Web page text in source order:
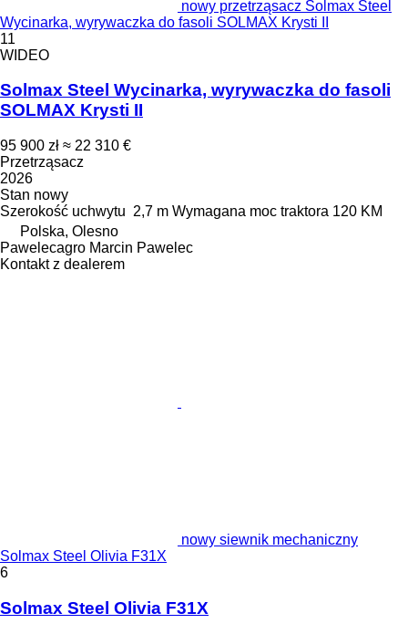
nowy przetrząsacz Solmax Steel
Wycinarka, wyrywaczka do fasoli SOLMAX Krysti II
11
WIDEO
Solmax Steel Wycinarka, wyrywaczka do fasoli
SOLMAX Krysti II
95 900 zł ≈ 22 310 €
Przetrząsacz
2026
Stan nowy
Szerokość uchwytu 2,7 m Wymagana moc traktora 120 KM
Polska, Olesno
Pawelecagro Marcin Pawelec
Kontakt z dealerem
nowy siewnik mechaniczny
Solmax Steel Olivia F31X
6
Solmax Steel Olivia F31X